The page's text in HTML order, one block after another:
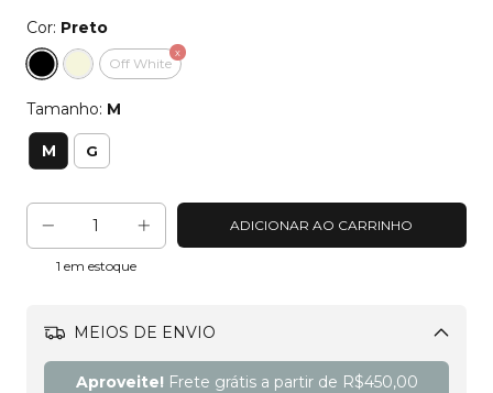
Cor: Preto
Off White
Tamanho: M
M G
1 em estoque
MEIOS DE ENVIO
Alterar CEP
Aproveite! Frete grátis a partir de R$450,00